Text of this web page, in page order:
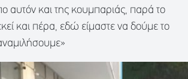
αυτόν και της κουμπαριάς, παρά το
και πέρα, εδώ είμαστε να δούμε το